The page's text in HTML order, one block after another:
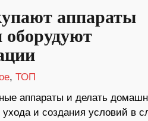
аппараты
оборудуют
, ТОП
аппараты и делать
и создания условий в